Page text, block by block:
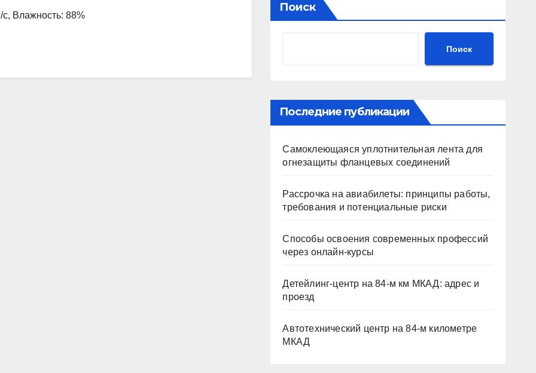
Влажность: 88%
Поиск
Поиск
Последние публикации
Самоклеющаяся уплотнительная лента для
огнезащиты фланцевых соединений
Рассрочка на авиабилеты: принципы работы,
требования и потенциальные риски
Способы освоения современных профессий
через онлайн-курсы
Детейлинг-центр на 84-м км МКАД: адрес и
проезд
Автотехнический центр на 84-м километре
МКАД